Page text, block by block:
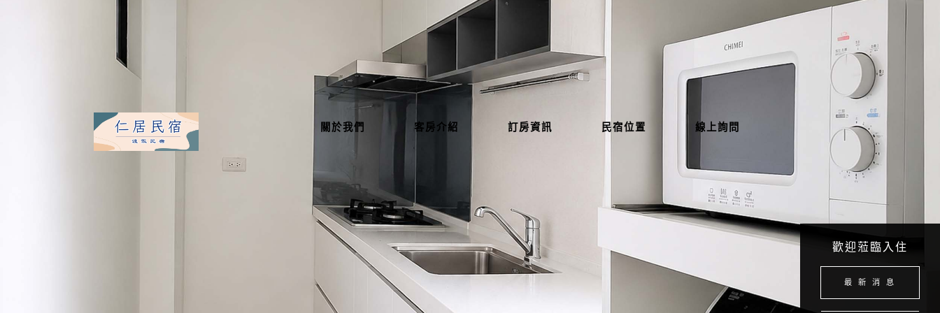
歡迎蒞臨入住
最 新 消 息
關於我們 客房介紹 訂房資訊 民宿位置 線上詢問